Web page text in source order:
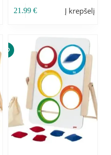
21.99€ Į krepšelį